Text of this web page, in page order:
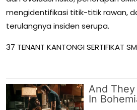
mengidentifikasi titik-titik rawan,
terulangnya insiden serupa.
37 TENANT KANTONGI SERTIFIKAT